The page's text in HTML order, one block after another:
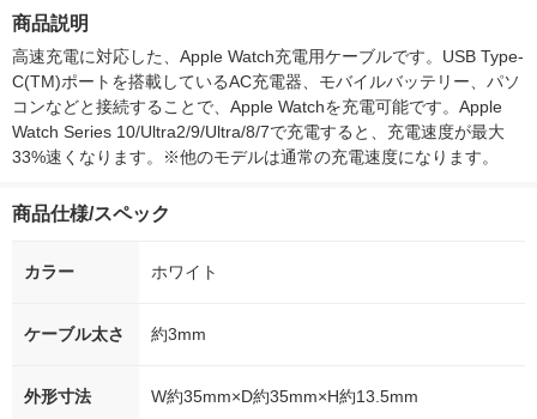
シ） オリジナル
オリジナル
商品説明
高速充電に対応した、Apple Watch充電用ケーブルです。USB Type-
C(TM)ポートを搭載しているAC充電器、モバイルバッテリー、パソ
コンなどと接続することで、Apple Watchを充電可能です。Apple
Watch Series 10/Ultra2/9/Ultra/8/7で充電すると、充電速度が最大
33%速くなります。※他のモデルは通常の充電速度になります。
商品仕様/スペック
カラー ホワイト
ケーブル太さ 約3mm
外形寸法 W約35mm×D約35mm×H約13.5mm